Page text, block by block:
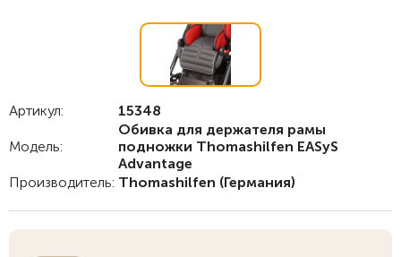
Артикул: 15348
Модель:
Обивка для держателя рамы
подножки Thomashilfen EASyS
Advantage
Производитель: Thomashilfen (Германия)